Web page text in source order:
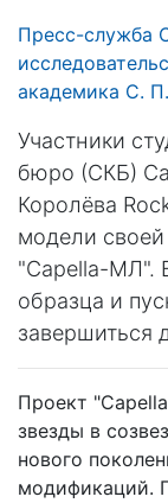
Пресс-служба
академика С.
Участники
бюро (СКБ)
Королёва
модели
"Capella-МЛ".
образца и
завершиться
Проект
звезды в
нового
модификаций.